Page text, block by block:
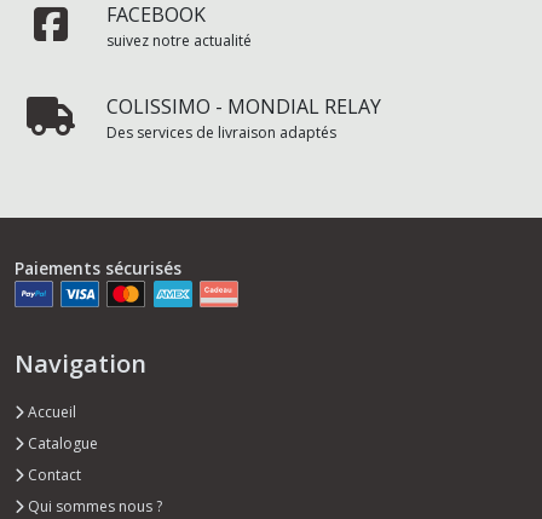
FACEBOOK
suivez notre actualité
COLISSIMO - MONDIAL RELAY
Des services de livraison adaptés
Paiements sécurisés
Navigation
Accueil
Catalogue
Contact
Qui sommes nous ?